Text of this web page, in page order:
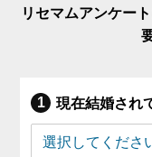
リセマムアンケー
現在結婚され